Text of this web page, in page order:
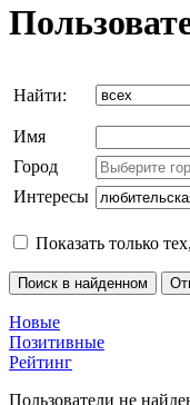
Найти:
Имя
Город
Интересы
Показать только
Новые
Позитивные
Рейтинг
Пользователи не